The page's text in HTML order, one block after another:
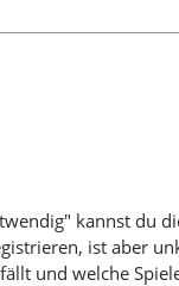
kannst du
ist aber
und welche